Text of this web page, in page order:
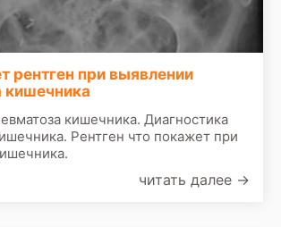
рентген при выявлении
кишечника
кишечника. Диагностика
Рентген что покажет при
читать далее →